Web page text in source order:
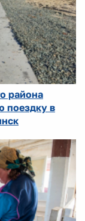
района
поездку в